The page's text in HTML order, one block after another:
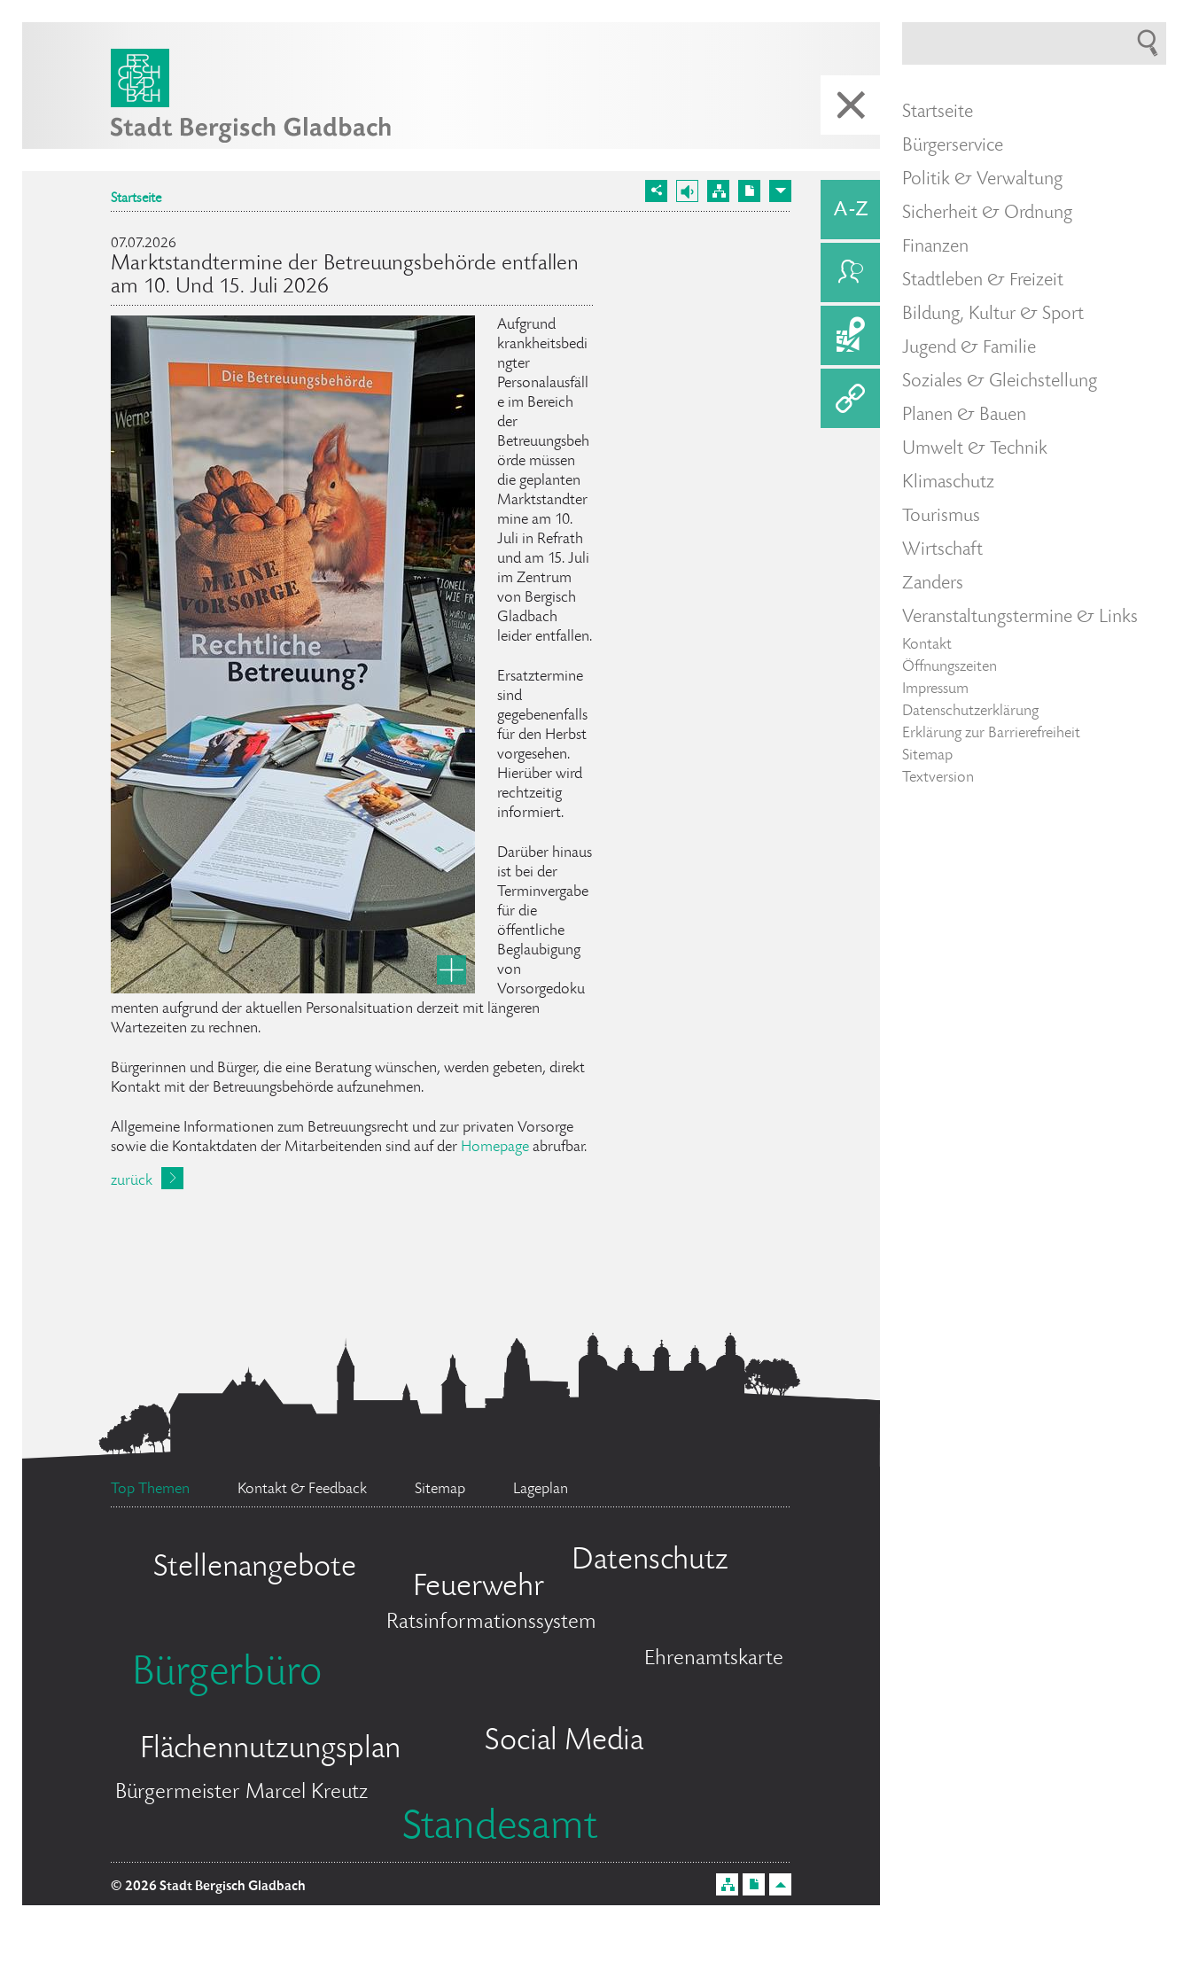
Startseite
07.07.2026
Marktstandtermine der Betreuungsbehörde entfallen
am 10. Und 15. Juli 2026
Aufgrund
krankheitsbedi
ngter
Personalausfäll
e im Bereich
der
Betreuungsbeh
örde müssen
die geplanten
Marktstandter
mine am 10.
Juli in Refrath
und am 15. Juli
im Zentrum
von Bergisch
Gladbach
leider entfallen.
Ersatztermine
sind
gegebenenfalls
für den Herbst
vorgesehen.
Hierüber wird
rechtzeitig
informiert.
Darüber hinaus
ist bei der
Terminvergabe
für die
öffentliche
Beglaubigung
von
Vorsorgedoku
menten aufgrund der aktuellen Personalsituation derzeit mit längeren
Wartezeiten zu rechnen.
Bürgerinnen und Bürger, die eine Beratung wünschen, werden gebeten, direkt
Kontakt mit der Betreuungsbehörde aufzunehmen.
Allgemeine Informationen zum Betreuungsrecht und zur privaten Vorsorge
sowie die Kontaktdaten der Mitarbeitenden sind auf der Homepage abrufbar.
zurück
Top Themen Kontakt & Feedback Sitemap Lageplan
Stellenangebote
Feuerwehr
Datenschutz
Bürgerbüro
Ratsinformationssystem
Ehrenamtskarte
Flächennutzungsplan Social Media
Bürgermeister Marcel Kreutz
Standesamt
© 2026 Stadt Bergisch Gladbach
Startseite
Bürgerservice
Politik & Verwaltung
Sicherheit & Ordnung
Finanzen
Stadtleben & Freizeit
Bildung, Kultur & Sport
Jugend & Familie
Soziales & Gleichstellung
Planen & Bauen
Umwelt & Technik
Klimaschutz
Tourismus
Wirtschaft
Zanders
Veranstaltungstermine & Links
Kontakt
Öffnungszeiten
Impressum
Datenschutzerklärung
Erklärung zur Barrierefreiheit
Sitemap
Textversion